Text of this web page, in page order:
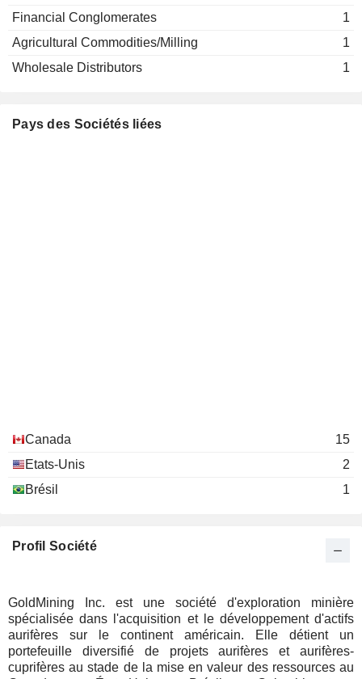
Financial Conglomerates
1
Agricultural Commodities/Milling
1
Wholesale Distributors
1
Pays des Sociétés liées
Canada
15
Etats-Unis
2
Brésil
1
Profil Société
GoldMining Inc. est une société d'exploration minière
spécialisée dans l'acquisition et le développement d'actifs
aurifères sur le continent américain. Elle détient un
portefeuille diversifié de projets aurifères et aurifères-
cuprifères au stade de la mise en valeur des ressources au